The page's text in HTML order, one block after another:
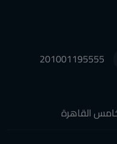
201001195555